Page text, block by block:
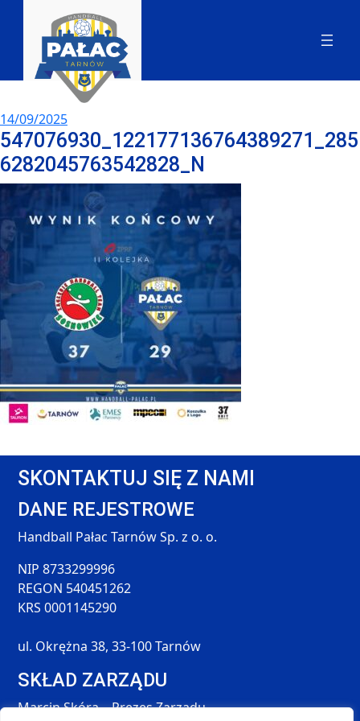
14/09/2025
547076930_122177136764389271_285
6282045763542828_N
SKONTAKTUJ SIĘ Z NAMI
DANE REJESTROWE
Handball Pałac Tarnów Sp. z o. o.
NIP 8733299996
REGON 540451262
KRS 0001145290
ul. Okrężna 38, 33-100 Tarnów
SKŁAD ZARZĄDU
Marcin Skóra – Prezes Zarządu